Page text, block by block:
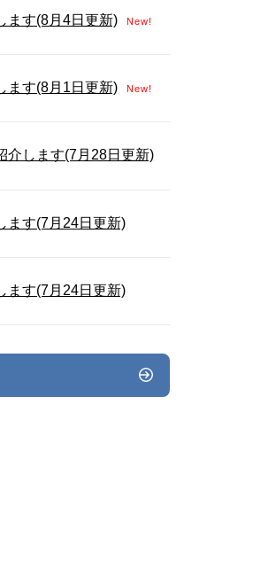
ます(8月4日更新) New!
ます(8月1日更新) New!
介します(7月28日更新)
ます(7月24日更新)
ます(7月24日更新)